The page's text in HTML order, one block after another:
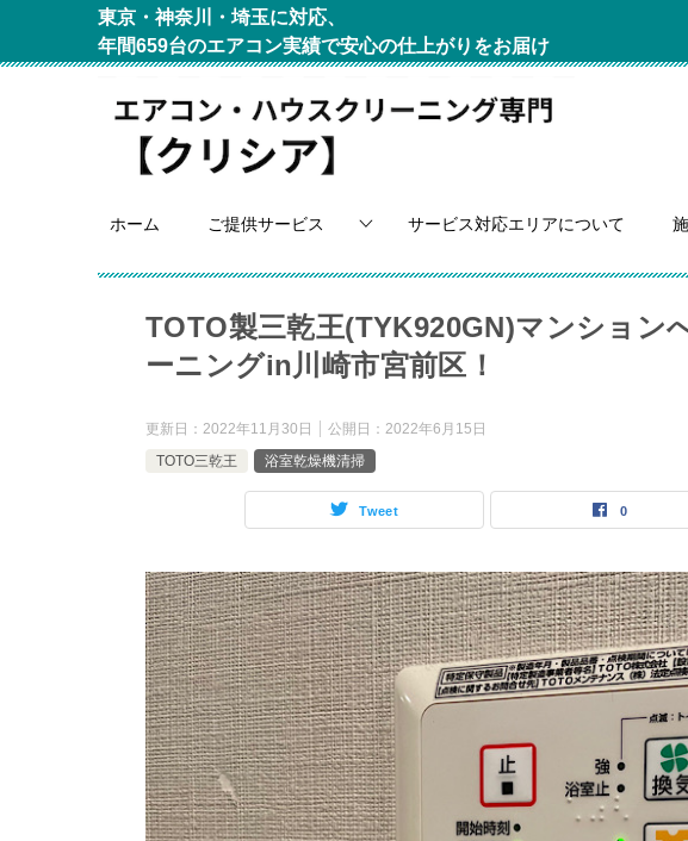
東京・神奈川・埼玉に対応、
年間659台のエアコン実績で安心の仕上がりをお届け
ホーム ご提供サービス サービス対応エリアについて
TOTO製三乾王(TYK920GN)マンション
ーニングin川崎市宮前区！
更新日： 2022年11月30日 公開日： 2022年6月15日
TOTO三乾王
浴室乾燥機清掃
Tweet 0